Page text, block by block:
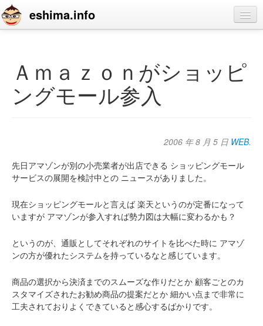
eshima.info
contact
Ａｍａｚｏｎがショッピ
ングモール参入
2006 年 8 月 5 日 WEB.
先日アマゾンが別の小売業者が出店できる ショッピングモール
サービスの展開を検討中との ニュースがありました。
現在ショッピングモールと言えば 楽天というのが定番になって
いますが アマゾンが参入すれば勢力図は大幅に変わるかも？
というのが、通販としてそれぞれのサイトを比べた時に アマゾ
ンの方が優れたシステムを持っているなと感じています。
商品の選択から決済までのスムーズな作りだとか 顧客ごとのカ
スタマイズされたお勧め商品の提案だとか 細かい点まで非常に
工夫されておりよくできていると感心するばかりです。